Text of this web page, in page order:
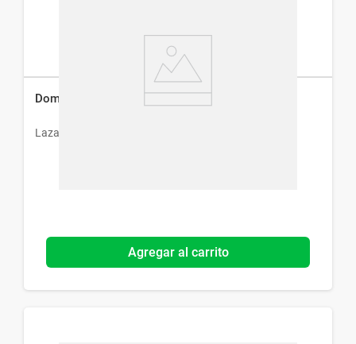
Domplexal 10 mg Gotas x 20 ml
Lazar
Agregar al carrito